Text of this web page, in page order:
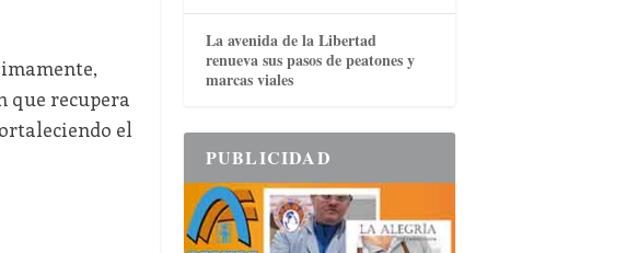
que recupera
el
La avenida de la Libertad
renueva sus pasos de peatones y
marcas viales
PUBLICIDAD